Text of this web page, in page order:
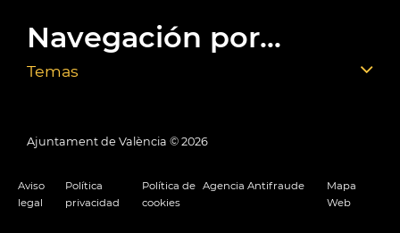
Navegación por...
Temas
Ajuntament de València © 2026
Aviso
legal
Política
privacidad
Política de
cookies
Agencia Antifraude
Mapa
Web